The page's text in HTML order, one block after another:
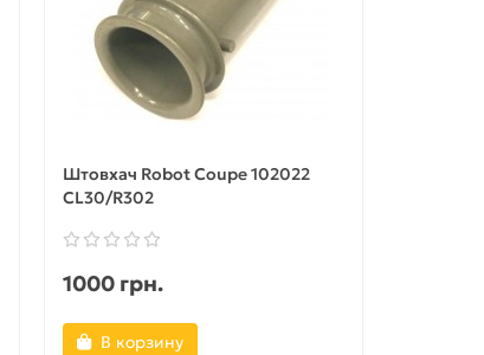
Штовхач Robot Coupe 102022
CL30/R302
1000 грн.
В корзину